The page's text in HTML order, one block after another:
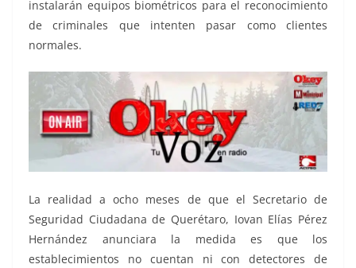
instalarán equipos biométricos para el reconocimiento
de criminales que intenten pasar como clientes
normales.
La realidad a ocho meses de que el Secretario de
Seguridad Ciudadana de Querétaro, Iovan Elías Pérez
Hernández anunciara la medida es que los
establecimientos no cuentan ni con detectores de